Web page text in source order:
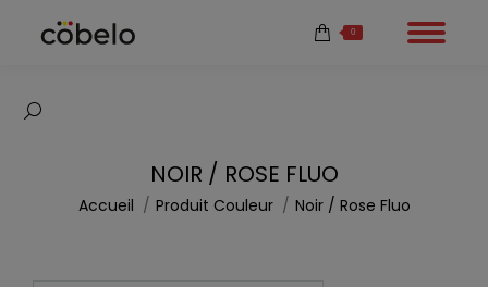
Recherche
0
NOIR / ROSE FLUO
Vous êtes ici :
Accueil Produit Couleur Noir / Rose Fluo